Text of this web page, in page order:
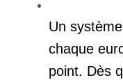
Un
chaque
point. Dès